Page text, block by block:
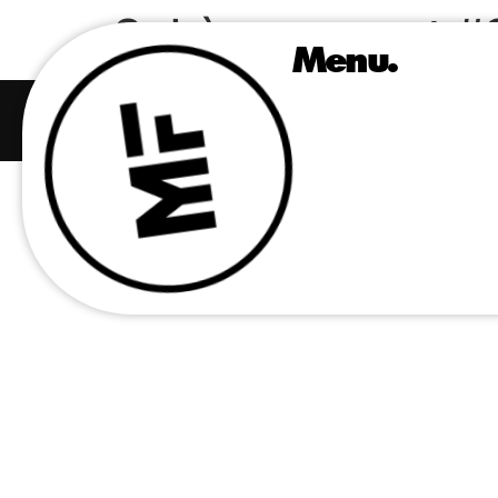
Menu.
Sphère concert
Mindfamily – tous droits réservés